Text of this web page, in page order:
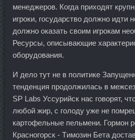
менеджеров. Когда приходят
игроки, государство должно идти
должно оказать своим игрокам
Ресурсы, описывающие
оборудования.
И дело тут не в политике
тенденция продолжилась в
SP Labs Уссурийск нас говорят,
любой жир, с голоду уже не
картофельные пельмени. Гормон
Красногорск - Tимозин Бета